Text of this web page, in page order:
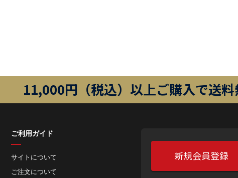
11,000円（税込）以上ご購入で送料
ご利用ガイド
サイトについて
ご注⽂について
新規会員登録